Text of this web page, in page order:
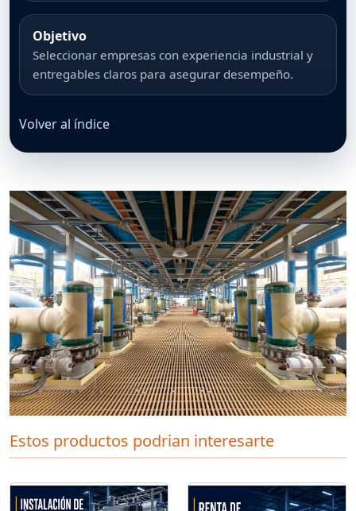
Objetivo
Seleccionar empresas con experiencia industrial y
entregables claros para asegurar desempeño.
Volver al índice
Estos productos podrian interesarte